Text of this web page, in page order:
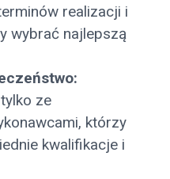
realizacji i
wybrać najlepszą
ze
którzy
kwalifikacje i